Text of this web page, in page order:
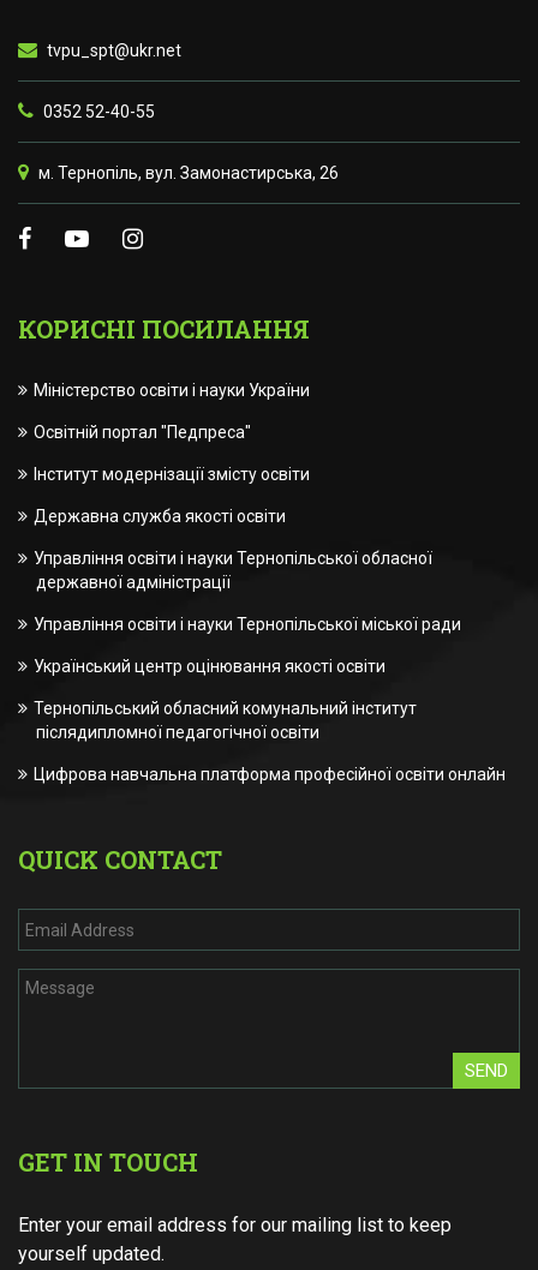
tvpu_spt@ukr.net
0352 52-40-55
м. Тернопіль, вул. Замонастирська, 26
КОРИСНІ ПОСИЛАННЯ
Міністерство освіти і науки України
Освітній портал "Педпреса"
Інститут модернізації змісту освіти
Державна служба якості освіти
Управління освіти і науки Тернопільської обласної
державної адміністрації
Управління освіти і науки Тернопільської міської ради
Український центр оцінювання якості освіти
Тернопільський обласний комунальний інститут
післядипломної педагогічної освіти
Цифрова навчальна платформа професійної освіти онлайн
QUICK CONTACT
SEND
GET IN TOUCH
Enter your email address for our mailing list to keep
yourself updated.